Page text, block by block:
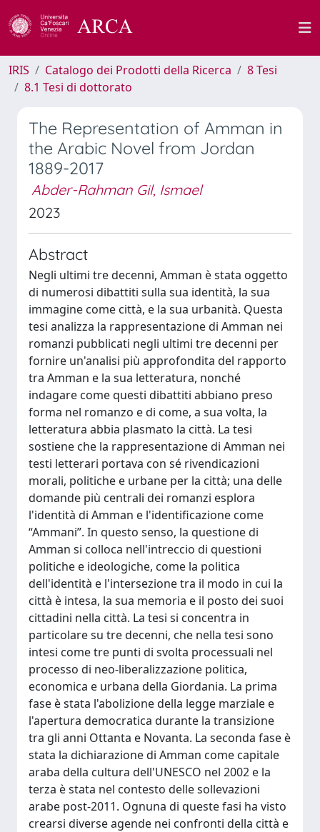
IRIS Catalogo dei Prodotti della Ricerca
8 Tesi
8.1 Tesi di dottorato
The Representation of Amman in
the Arabic Novel from Jordan
1889-2017
Abder-Rahman Gil, Ismael
2023
Abstract
Negli ultimi tre decenni, Amman è stata oggetto
di numerosi dibattiti sulla sua identità, la sua
immagine come città, e la sua urbanità. Questa
tesi analizza la rappresentazione di Amman nei
romanzi pubblicati negli ultimi tre decenni per
fornire un'analisi più approfondita del rapporto
tra Amman e la sua letteratura, nonché
indagare come questi dibattiti abbiano preso
forma nel romanzo e di come, a sua volta, la
letteratura abbia plasmato la città. La tesi
sostiene che la rappresentazione di Amman nei
testi letterari portava con sé rivendicazioni
morali, politiche e urbane per la città; una delle
domande più centrali dei romanzi esplora
l'identità di Amman e l'identificazione come
“Ammani”. In questo senso, la questione di
Amman si colloca nell'intreccio di questioni
politiche e ideologiche, come la politica
dell'identità e l'intersezione tra il modo in cui la
città è intesa, la sua memoria e il posto dei suoi
cittadini nella città. La tesi si concentra in
particolare su tre decenni, che nella tesi sono
intesi come tre punti di svolta processuali nel
processo di neo-liberalizzazione politica,
economica e urbana della Giordania. La prima
fase è stata l'abolizione della legge marziale e
l'apertura democratica durante la transizione
tra gli anni Ottanta e Novanta. La seconda fase è
stata la dichiarazione di Amman come capitale
araba della cultura dell'UNESCO nel 2002 e la
terza è stata nel contesto delle sollevazioni
arabe post-2011. Ognuna di queste fasi ha visto
crearsi diverse agende nei confronti della città e